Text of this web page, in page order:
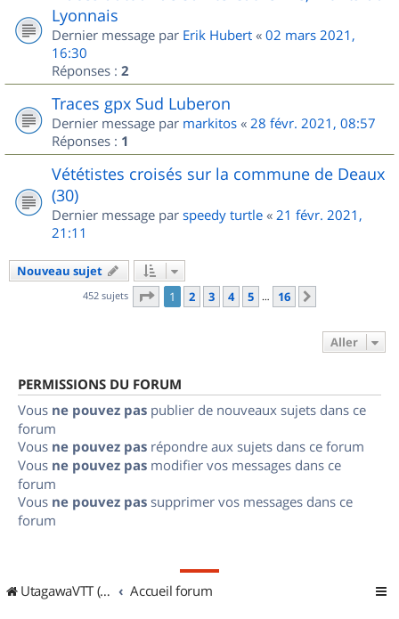
Lyonnais
Dernier message par Erik Hubert « 02 mars 2021,
16:30
Réponses : 2
Traces gpx Sud Luberon
Dernier message par markitos « 28 févr. 2021, 08:57
Réponses : 1
Vététistes croisés sur la commune de Deaux
(30)
Dernier message par speedy turtle « 21 févr. 2021,
21:11
Nouveau sujet
452 sujets Page 1sur
1 2 3 4 5 … 16
Aller
PERMISSIONS DU FORUM
Vous ne pouvez pas publier de nouveaux sujets dans ce
forum
Vous ne pouvez pas répondre aux sujets dans ce forum
Vous ne pouvez pas modifier vos messages dans ce
forum
Vous ne pouvez pas supprimer vos messages dans ce
forum
UtagawaVTT (Randos VTT et VTTAE avec traces GPS) Accueil forum